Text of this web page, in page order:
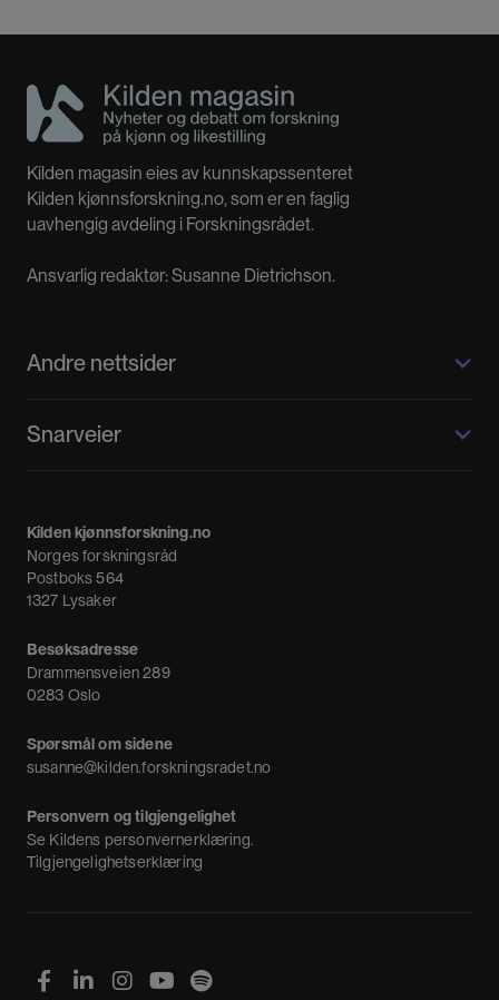
Kilden magasin eies av kunnskapssenteret
Kilden kjønnsforskning.no, som er en faglig
uavhengig avdeling i Forskningsrådet.
Ansvarlig redaktør: Susanne Dietrichson.
Andre nettsider
Kvinnehistorie.no
Snarveier
Nyheter
Nyhetsbrev
Kilden kjønnsforskning.no
Norges forskningsråd
Postboks 564
1327 Lysaker
Besøksadresse
Drammensveien 289
0283 Oslo
Spørsmål om sidene
susanne@kilden.forskningsradet.no
Personvern og tilgjengelighet
Se Kildens personvernerklæring.
Tilgjengelighetserklæring